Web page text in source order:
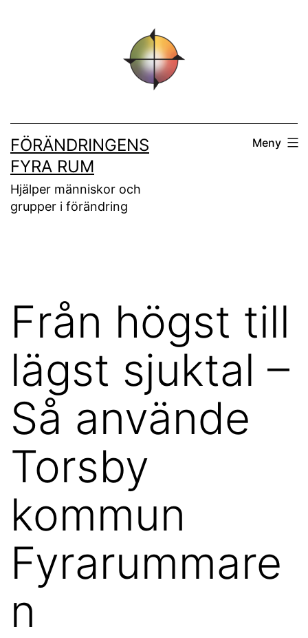
FÖRÄNDRINGENS
FYRA RUM
Hjälper människor och
grupper i förändring
Meny
Från högst till
lägst sjuktal –
Så använde
Torsby
kommun
Fyrarummare
n